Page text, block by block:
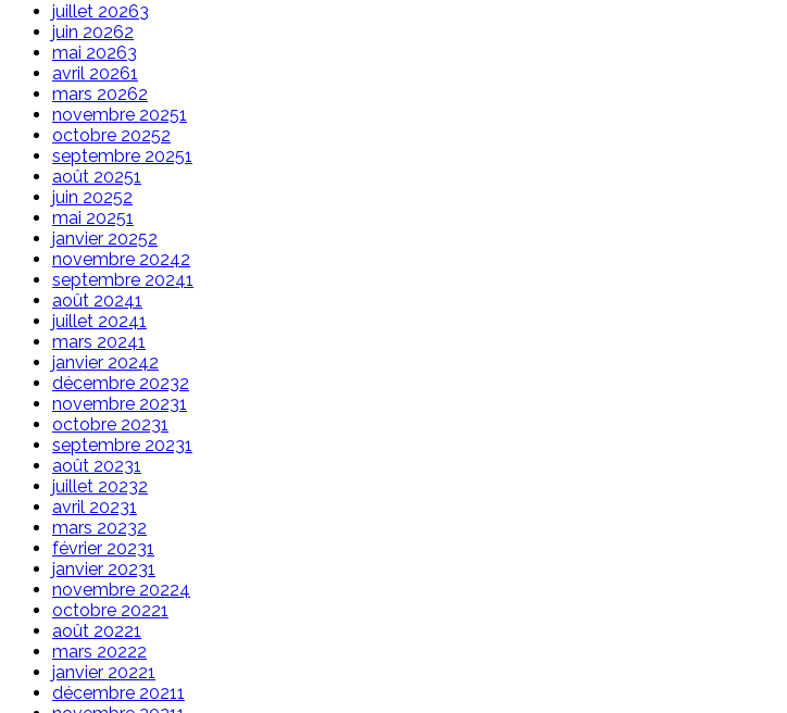
juillet 20263
juin 20262
mai 20263
avril 20261
mars 20262
novembre 20251
octobre 20252
septembre 20251
août 20251
juin 20252
mai 20251
janvier 20252
novembre 20242
septembre 20241
août 20241
juillet 20241
mars 20241
janvier 20242
décembre 20232
novembre 20231
octobre 20231
septembre 20231
août 20231
juillet 20232
avril 20231
mars 20232
février 20231
janvier 20231
novembre 20224
octobre 20221
août 20221
mars 20222
janvier 20221
décembre 20211